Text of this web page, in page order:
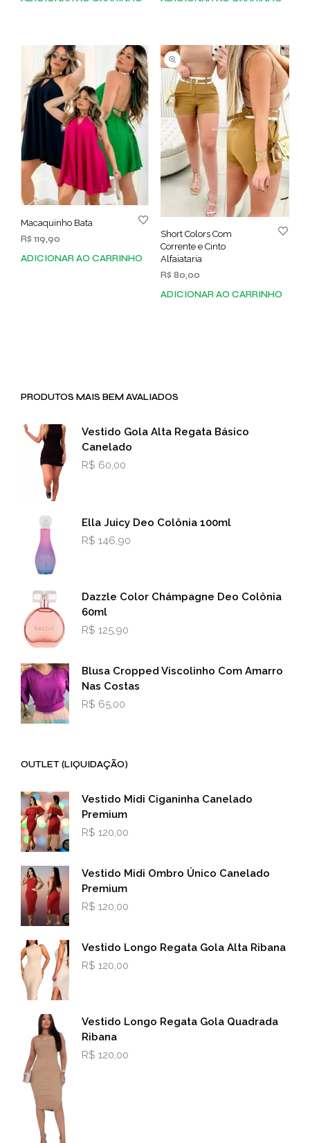
Macaquinho Bata
R$ 119,90
ADICIONAR AO CARRINHO
Short Colors Com
Corrente e Cinto
Alfaiataria
R$ 80,00
ADICIONAR AO CARRINHO
PRODUTOS MAIS BEM AVALIADOS
Vestido Gola Alta Regata Básico
Canelado
R$ 60,00
Ella Juicy Deo Colônia 100ml
R$ 146,90
Dazzle Color Chámpagne Deo Colônia
60ml
R$ 125,90
Blusa Cropped Viscolinho Com Amarro
Nas Costas
R$ 65,00
OUTLET (LIQUIDAÇÃO)
Vestido Midi Ciganinha Canelado
Premium
R$ 120,00
Vestido Midi Ombro Único Canelado
Premium
R$ 120,00
Vestido Longo Regata Gola Alta Ribana
R$ 120,00
Vestido Longo Regata Gola Quadrada
Ribana
R$ 120,00